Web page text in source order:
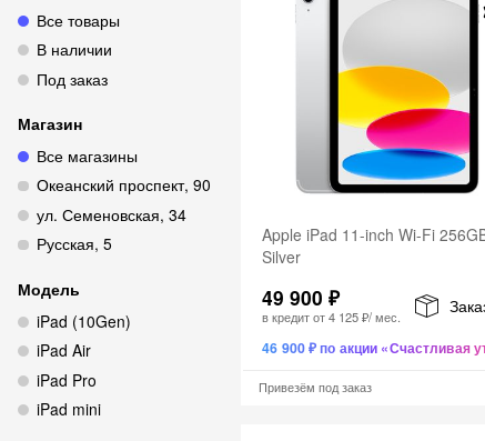
Все товары
В наличии
Под заказ
Магазин
Все магазины
Океанский проспект, 90
ул. Семеновская, 34
Русская, 5
Модель
iPad (10Gen)
iPad Air
iPad Pro
iPad mini
Apple iPad 11-inch Wi-Fi
Silver
49 900 ₽
в кредит от4 125 ₽/ мес.
46 900 ₽ по акции «Счастливая
Привезём под заказ